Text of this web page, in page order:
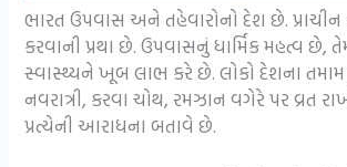
ભારત ઉપવાસ અને તહેવારોનો દેશ છે.
કરવાની પ્રથા છે. ઉપવાસનું ધાર્મિક મહત્વ
સ્વાસ્થ્યને ખૂબ લાભ કરે છે. લોકો દેશના તમામ
નવરાત્રી, કરવા ચોથ, રમઝાન વગેરે પર વ્રત
પ્રત્યેની આરાધના બતાવે છે.